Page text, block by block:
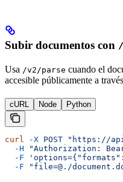
Subir documentos con
Usa /v2/parse cuando el
accesible públicamente a
cURL Node Python
curl -X POST "https://
  -H
"Authorization:
  -F
  -F
"file=@./